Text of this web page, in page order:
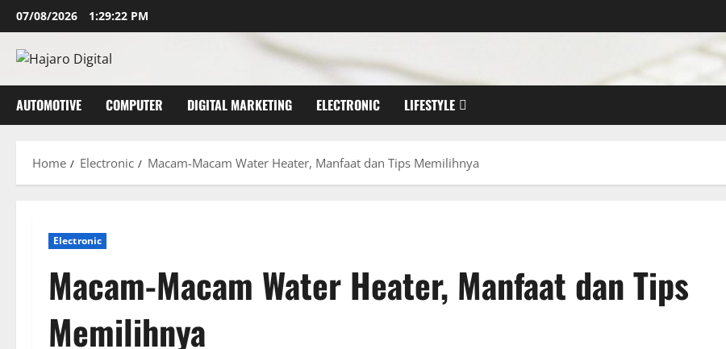
Skip
to
content
07/08/2026 1:29:24 PM
AUTOMOTIVE COMPUTER DIGITAL MARKETING ELECTRONIC LIFESTYLE
Home Electronic Macam-Macam Water Heater, Manfaat dan Tips Memilihnya
Electronic
Macam-Macam Water Heater, Manfaat dan Tips
Memilihnya